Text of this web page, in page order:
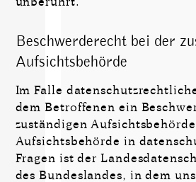
Beschwerderecht bei der
Aufsichtsbehörde
Im Falle
dem Betroffenen ein
zuständigen
Aufsichtsbehörde in
Fragen ist der
des Bundeslandes, in dem